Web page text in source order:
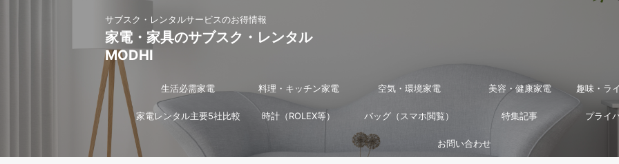
サブスク・レンタルサービスのお得情報
家電・家具のサブスク・レンタル
MODHI
生活必需家電 料理・キッチン家電 空気・環境家電 美容・健康家電 趣味・ラ
家電レンタル主要5社比較 時計（ROLEX等） バッグ（スマホ閲覧） 特集記事 プライ
お問い合わせ